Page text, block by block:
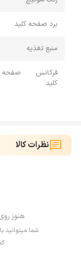
برد صفحه کلید
منبع تغذیه
فرکانس صفحه
کلید
نظرات کالا
هنوز
شما میتوانید